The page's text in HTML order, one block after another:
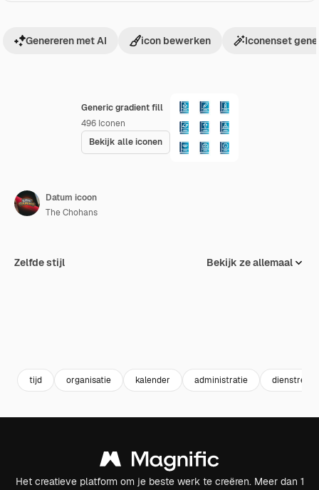
Generic gradient fill
496 Iconen
Bekijk alle iconen
Genereren met AI icon bewerken Iconenset
Datum icoon
The Chohans
Zelfde stijl Bekijk ze allemaal
tijd organisatie kalender administratie
Het creatieve platform om je beste werk te creëren. Meer dan 1